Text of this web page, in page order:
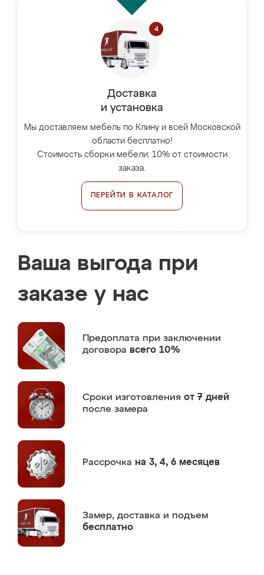
Доставка
и установка
Мы доставляем мебель по Клину и всей Московской
области бесплатно!
Стоимость сборки мебели: 10% от стоимости
заказа.
ПЕРЕЙТИ В КАТАЛОГ
Ваша выгода при
заказе у нас
Предоплата при заключении
договора всего 10%
Сроки изготовления от 7 дней
после замера
Рассрочка на 3, 4, 6 месяцев
Замер, доставка и подъем
бесплатно